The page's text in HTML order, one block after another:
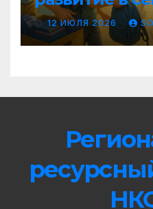
социально
Республики
12 ИЮЛЯ 2026